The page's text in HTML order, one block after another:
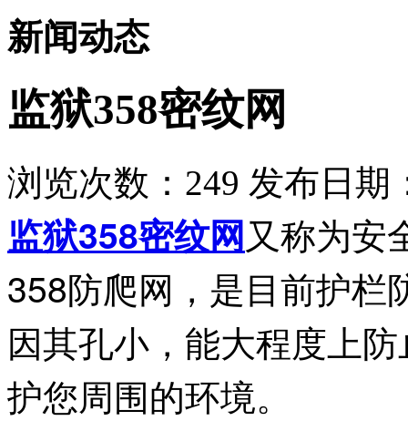
新闻动态
监狱358密纹网
浏览次数： 249 发布日期
监狱358密纹网又称为安
358防爬网，是目前护栏
因其孔小，能大程度上
护您周围的环境。